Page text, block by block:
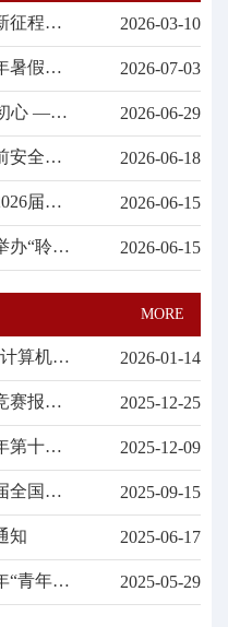
征程
升旗仪
2026-03-10
暑假前
2026-07-03
心 ——
题团日
2026-06-29
安全教
2026-06-18
届应
2026-06-15
办“聆听
密码”跨
2026-06-15
MORE
算机大
及赛长
2026-01-14
赛报名
2025-12-25
第十七
息技术
2025-12-09
全国大
通知
2025-09-15
知 2025-06-17
“青年红
2025-05-29